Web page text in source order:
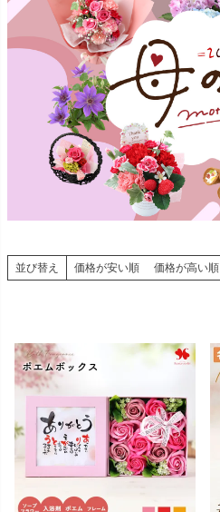
並び替え 価格が安い順 価格が高い順